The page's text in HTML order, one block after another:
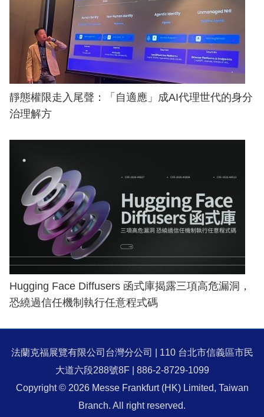
靜態權限走入尾聲：「自適應」成AI代理世代的身分
治理解方
Hugging Face Diffusers 函式庫揭露三項高危漏洞，
恐繞過信任機制執行任意程式碼
法蘭克福展覽有限公司台灣分公司 | 110 台北市信義區市民
大道六段288號8F | 886-2-8729-1099
Copyright © 2026 Messe Frankfurt (HK) Limited, Taiwan
Branch. All right reserved.